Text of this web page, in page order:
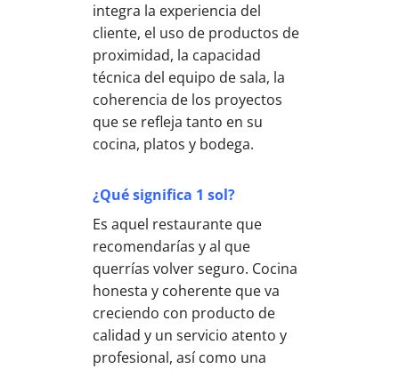
integra la experiencia del
cliente, el uso de productos de
proximidad, la capacidad
técnica del equipo de sala, la
coherencia de los proyectos
que se refleja tanto en su
cocina, platos y bodega.
¿Qué significa 1 sol?
Es aquel restaurante que
recomendarías y al que
querrías volver seguro. Cocina
honesta y coherente que va
creciendo con producto de
calidad y un servicio atento y
profesional, así como una